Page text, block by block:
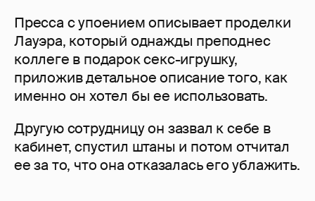
Пресса с упоением описывает проделки
Лауэра, который однажды преподнес
коллеге в подарок секс-игрушку,
приложив детальное описание того, как
именно он хотел бы ее использовать.
Другую сотрудницу он зазвал к себе в
кабинет, спустил штаны и потом отчитал
ее за то, что она отказалась его ублажить.